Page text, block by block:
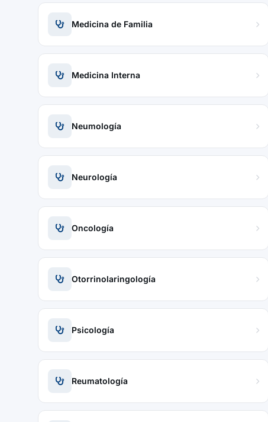
Medicina de Familia
Medicina Interna
Neumología
Neurología
Oncología
Otorrinolaringología
Psicología
Reumatología